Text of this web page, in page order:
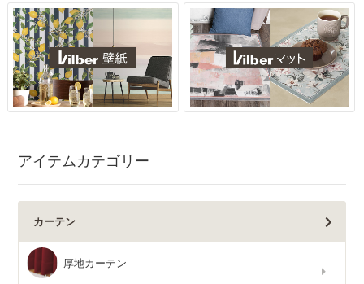
アイテムカテゴリー
カーテン
厚地カーテン